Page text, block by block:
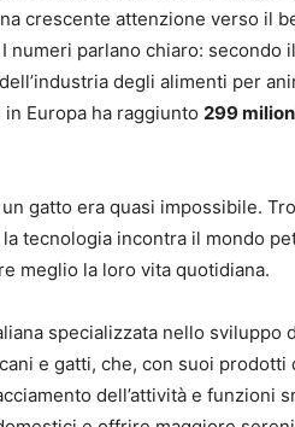
crescente attenzione verso il
numeri parlano chiaro: secondo
degli alimenti per
Europa ha raggiunto 299
gatto era quasi impossibile.
tecnologia incontra il mondo
meglio la loro vita quotidiana.
specializzata nello sviluppo
e gatti, che, con suoi prodotti
dell’attività e funzioni